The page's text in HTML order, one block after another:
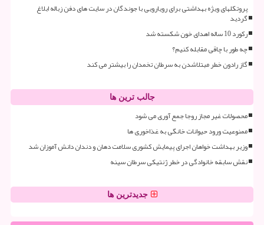
پروتکلهای ویژه بهداشتی برای رویارویی با جوندگان در سایت های دفن زباله ابلاغ
گردید
رکورد 10 ساله اهدای خون شکسته شد
چه طور با چاقی مقابله کنیم؟
گاز رادون خطر مبتلاشدن به سرطان تخمدان را بیشتر می کند
جالب ترین ها
محصولات غیر مجاز روجا جمع آوری می شود
ممنوعیت ورود حیوانات خانگی به غذاخوری ها
وزیر بهداشت خواهان اجرای پیمایش کشوری سلامت دهان و دندان دانش آموزان شد
نقش سابقه خانوادگی در خطر ژنتیکی سرطان سینه
جدیدترین ها